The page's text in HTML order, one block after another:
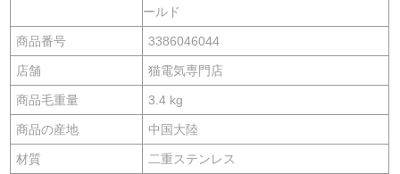
ールド
商品番号 3386046044
店舗 猫電気専門店
商品毛重量 3.4 kg
商品の産地 中国大陸
材質 二重ステンレス